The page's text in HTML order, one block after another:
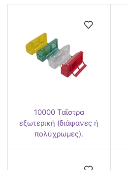
10000 Ταΐστρα
εξωτερική (διάφανες ή
πολύχρωμες).